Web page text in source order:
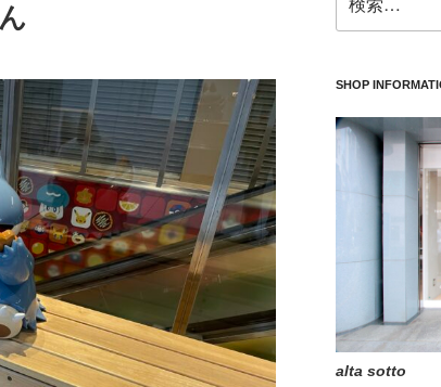
索:
SHOP
alta sotto